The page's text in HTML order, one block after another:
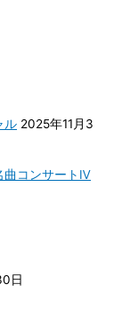
ル 2025年11月3
曲コンサートⅣ
日